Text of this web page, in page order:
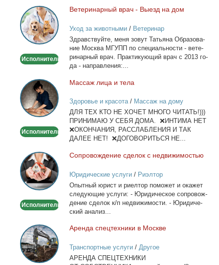
Ветеринарный
врач
-
Выезд
дом
Исполнитель
Ве­те­ри­нар­ный врач - Вы­езд на дом
Уход за животными/ Ветеринар
Здрав­ствуй­те, ме­ня зо­вут Та­тья­на Об­ра­зо­ва­
ние Москва МГУПП по спе­ци­аль­но­сти - ве­те­
ри­нар­ный врач. Прак­ти­ку­ю­щий врач с 2013 го­
да - на­прав­ле­ния:...
Массаж
лица
и
тела
Исполнитель
Мас­саж ли­ца и те­ла
Здоровье и красота/ Массаж на дому
ДЛЯ ТЕХ КТО НЕ ХОЧЕТ МНОГО ЧИТАТЬ!)))
ПРИНИМАЮ У СЕБЯ ДОМА. ❌ИНТИМА НЕТ
❌ОКОНЧАНИЯ, РАССЛАБЛЕНИЯ И ТАК
ДАЛЕЕ НЕТ! ❌ДОГОВОРИТЬСЯ НЕ...
Сопровождение
сделок
с
недвижимостью
Исполнитель
Со­про­вож­де­ние сде­лок с недви­жи­мо­стью
Юридические услуги/ Риэлтор
Опыт­ный юрист и ри­ел­тор по­мо­жет и ока­жет
сле­ду­ю­щие услу­ги: - Юри­ди­че­ское со­про­вож­
де­ние сде­лок к/п недви­жи­мо­сти. - Юри­ди­че­
ский ана­лиз...
Аренда
спецтехники
в
Москве
Арен­да спец­тех­ни­ки в Москве
Транспортные услуги/ Другое
АРЕНДА СПЕЦТЕХНИКИ